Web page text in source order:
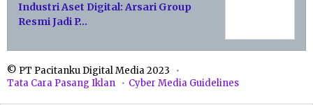
Industri Aset Digital: Arsari Group
Resmi Jadi P…
© PT Pacitanku Digital Media 2023
Tata Cara Pasang Iklan
Cyber Media Guidelines